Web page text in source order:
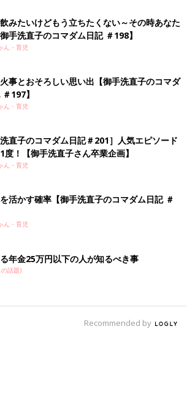
みたいけどもう立ちたくない～その時あなた
手洗直子のコマダム日記 ＃198】
ん・育児
事とおそろしい思い出【御手洗直子のコマダ
197】
ん・育児
洗直子のコマダム日記＃201］人気エピソード
度！【御手洗直子さん卒業企画】
ん・育児
活かす確率【御手洗直子のコマダム日記 ＃
ん・育児
年金25万円以下の人が知るべき事
の話題)
Recommended by